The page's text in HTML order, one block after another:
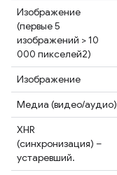
Изображение
(первые 5
изображений > 10
000 пикселей2)
Изображение
Медиа (видео/аудио)
XHR
(синхронизация) –
устаревший.